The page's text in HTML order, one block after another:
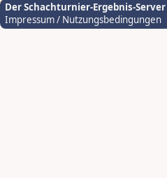
Der Schachturnier-Ergebnis-Server
Impressum / Nutzungsbedingungen